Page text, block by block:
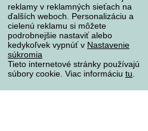
reklamy v reklamných sieťach na
ďalších weboch. Personalizáciu a
cielenú reklamu si môžete
podrobnejšie nastaviť alebo
kedykoľvek vypnúť v Nastavenie
súkromia
Tieto internetové stránky používajú
súbory cookie. Viac informáciu tu